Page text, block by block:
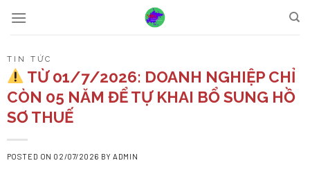
TIN TỨC
TỪ 01/7/2026: DOANH NGHIỆP CHỈ
CÒN 05 NĂM ĐỂ TỰ KHAI BỔ SUNG HỒ
SƠ THUẾ
POSTED ON 02/07/2026 BY ADMIN